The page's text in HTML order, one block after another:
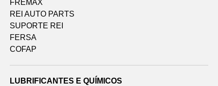
FREMAX
REI AUTO PARTS
SUPORTE REI
FERSA
COFAP
LUBRIFICANTES E QUÍMICOS